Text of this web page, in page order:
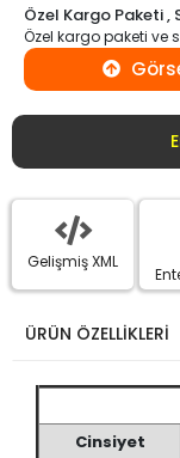
Özel Kargo Paketi ,
Özel kargo paketi ve
Gelişmiş XML
ÜRÜN ÖZELLİKLERİ
Cinsiyet